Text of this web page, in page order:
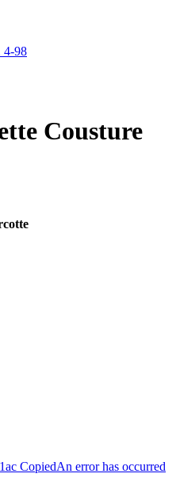
4-98
Cousture
CopiedAn error has occurred